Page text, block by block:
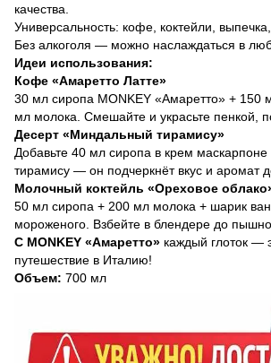
качества.
Универсальность: кофе, коктейли,
Без алкоголя — можно наслаждаться в
Идеи использования:
Кофе «Амаретто Латте»
30 мл сиропа MONKEY «Амаретто» + 150
мл молока. Смешайте и украсьте пенкой,
Десерт «Миндальный тирамису»
Добавьте 40 мл сиропа в крем маскарпоне
тирамису — он подчеркнёт вкус и аромат
Молочный коктейль «Ореховое
50 мл сиропа + 200 мл молока + шарик
мороженого. Взбейте в блендере до
С MONKEY «Амаретто» каждый глоток —
путешествие в Италию!
Объем: 700 мл